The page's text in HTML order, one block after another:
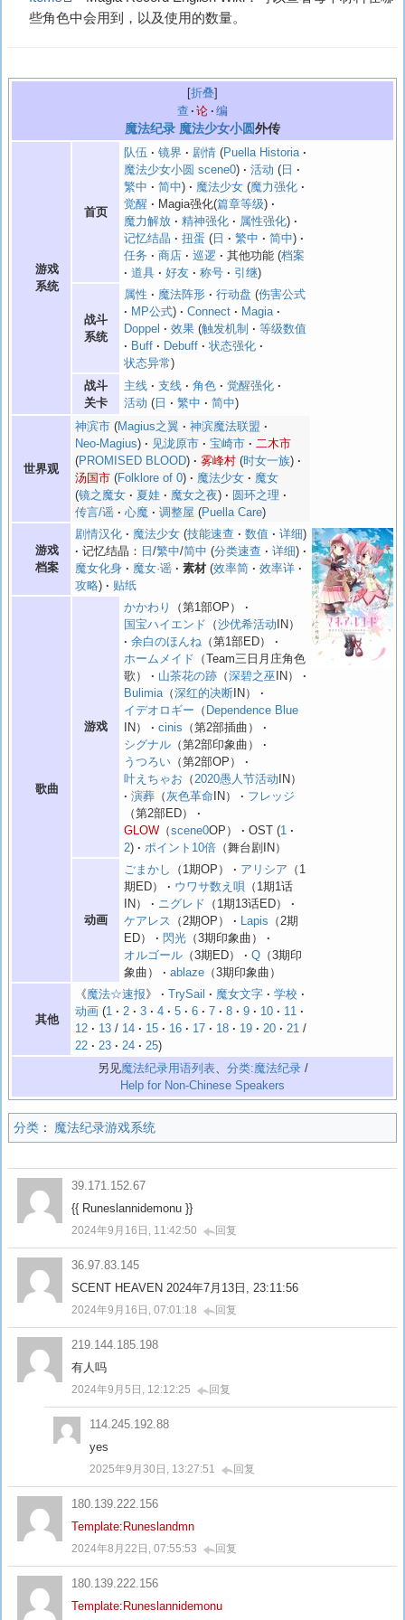
些角色中会用到，以及使用的数量。
折叠
查
论 编
魔法纪录 魔法少女小圆外传
游戏
系统
首页
队伍 镜界 剧情 Puella Historia
魔法少女小圆 scene0
活动
日
繁中
简中 魔法少女 魔力强化
觉醒
Magia强化(篇章等级)
魔力解放
精神强化
属性强化
记忆结晶
扭蛋 日 繁中
简中
任务
商店 巡逻 其他功能 档案
道具
好友 称号 引继
战斗
系统
属性 魔法阵形 行动盘
伤害公式
MP公式
Connect
Magia
Doppel
效果 触发机制
等级数值
Buff
Debuff
状态强化
状态异常
战斗
关卡
主线 支线 角色
觉醒强化
活动
日 繁中 简中
世界观
神滨市 Magius之翼
神滨魔法联盟
Neo-Magius
见泷原市 宝崎市
二木市
PROMISED BLOOD
雾峰村 时女一族
汤国市 Folklore of 0 魔法少女
魔女
镜之魔女
夏娃 魔女之夜
圆环之理
传言/谣
心魔 调整屋 Puella Care
游戏
档案
剧情汉化 魔法少女 技能速查 数值
详细
记忆结晶： 日/繁中/简中 分类速查
详细
魔女化身
魔女·谣 素材 效率简
效率详
攻略
贴纸
歌曲
游戏
かかわり
（第1部OP）
国宝ハイエンド （沙优希活动IN）
余白のほんね （第1部ED）
ホームメイド （Team三日月庄角色
歌）
山茶花の跡 （深碧之巫IN）
Bulimia （深红的决断IN）
イデオロギー （ Dependence Blue
IN）
cinis （第2部插曲）
シグナル （第2部印象曲）
うつろい （第2部OP）
叶えちゃお （ 2020愚人节活动IN）
演葬 （ 灰色革命IN）
フレッジ
（第2部ED）
GLOW （scene0OP） OST 1
2
ポイント10倍 （舞台剧IN）
动画
ごまかし （1期OP） アリシア （1
期ED）
ウワサ数え唄 （1期1话
IN）
ニグレド （1期13话ED）
ケアレス
（2期OP） Lapis （2期
ED）
閃光 （3期印象曲）
オルゴール （3期ED） Q （3期印
象曲）
ablaze （3期印象曲）
其他
《魔法☆速报》 TrySail 魔女文字
学校
动画 1 2 3 4 5 6 7 8 9 10
11
12
13 / 14 15 16 17 18 19 20 21 /
22
23 24
25
另见魔法纪录用语列表、 分类:魔法纪录/
Help for Non-Chinese Speakers
分类： 魔法纪录游戏系统
39.171.152.67
{{ Runeslannidemonu }}
2024年9月16日, 11:42:50 回复
36.97.83.145
SCENT HEAVEN 2024年7月13日, 23:11:56
2024年9月16日, 07:01:18 回复
219.144.185.198
有人吗
2024年9月5日, 12:12:25 回复
114.245.192.88
yes
2025年9月30日, 13:27:51 回复
180.139.222.156
Template:Runeslandmn
2024年8月22日, 07:55:53 回复
180.139.222.156
Template:Runeslannidemonu